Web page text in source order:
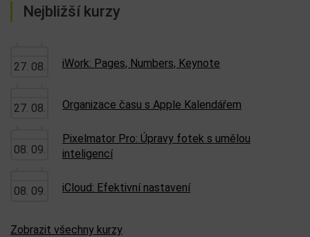
Nejbližší kurzy
27. 08. iWork: Pages, Numbers, Keynote
27. 08. Organizace času s Apple Kalendářem
08. 09.
Pixelmator Pro: Úpravy fotek s umělou
inteligencí
08. 09. iCloud: Efektivní nastavení
Zobrazit všechny kurzy